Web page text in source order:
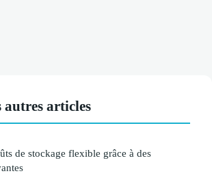
articles
de stockage flexible grâce à des